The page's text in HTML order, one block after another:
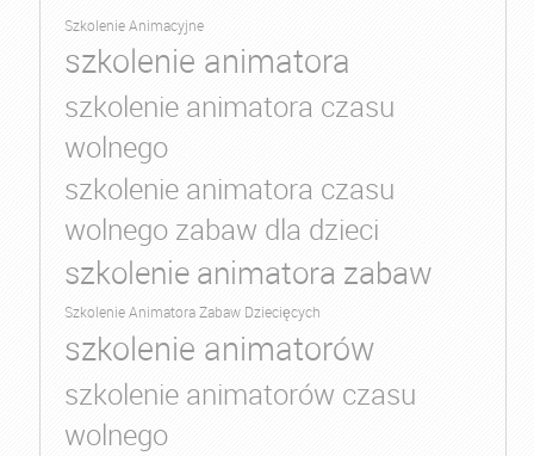
Szkolenie Animacyjne
szkolenie animatora
szkolenie animatora czasu
wolnego
szkolenie animatora czasu
wolnego zabaw dla dzieci
szkolenie animatora zabaw
Szkolenie Animatora Zabaw Dziecięcych
szkolenie animatorów
szkolenie animatorów czasu
wolnego